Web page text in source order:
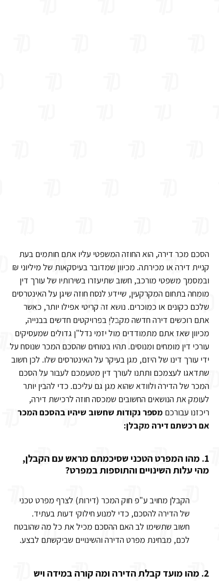
הסכם מכר דירה, הוא החוזה המשפטי עליו אתם חותמים בעת
קניית דירה או מכירתה. מכיוון שמדובר בעיסקאות של מיליוני ₪
ובמסמך משפטי מורכב, חשוב שתיעזרו בשירותיו של עורך דין
מומחה בתחום המקרקעין, שיידע לנסח חוזה שיגן על האינטרסים
שלכם כקונים או כמוכרים. נושא זה קריטי אפילו יותר, כאשר
אתם רוכשים דירה חדשה מקבלן בפרויקטים חדשים בבנייה,
מכיוון שאז אתם מתמודדים מול יזמי נדל"ן גדולים שמעסיקים
עורכי דין מומחים ומנוסים. תהיו בטוחים שהסכם המכר שנוסח על
ידי עורך דינו של היזם, מגן בעיקר על האינטרסים שלו. לכן חשוב
שתדאגו לעצמכם ותתנו לעורך דין מטעמכם לעבור על הסכם
המכר של הדירה ולוודא שהוא מגן גם עליכם. כדי להבין יותר
לעומק את הנושאים החשובים שמכסה חוזה לרכישת דירה,
ריכזנו עבורכם מספר נקודות שחשוב שיהיו בהסכם המכר
אם רכשתם דירה מקבלן:
1. מהו המפרט הטכני שסיכמתם מראש עם הקבלן,
מהי עלות השינויים והתוספות במפרט?
הקבלן מחויב ע"פ חוק המכר (דירות) לצרף מפרט טכני
של הדירה להסכם, כדי למנוע חילוקי דעות בעתיד.
חשוב שתשימו לב האם ההסכם מכיל את כל מה שהובטח
לכם, מבחינת מפרט הדירה והשינויים שביקשתם לבצע.
2. מהו מועד קבלת הדירה ומה קורה במידה ויש